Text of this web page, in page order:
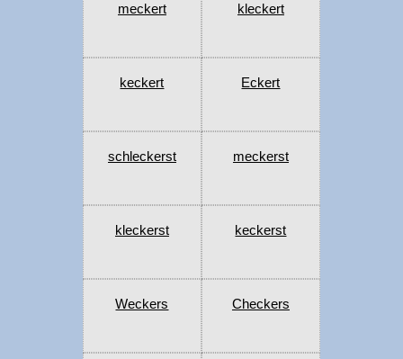
meckert kleckert
keckert Eckert
schleckerst meckerst
kleckerst keckerst
Weckers Checkers